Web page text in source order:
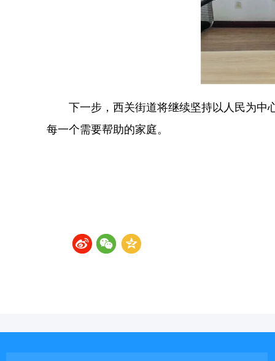
下一步，西关街道将继续坚持以人民为中
每一个需要帮助的家庭。